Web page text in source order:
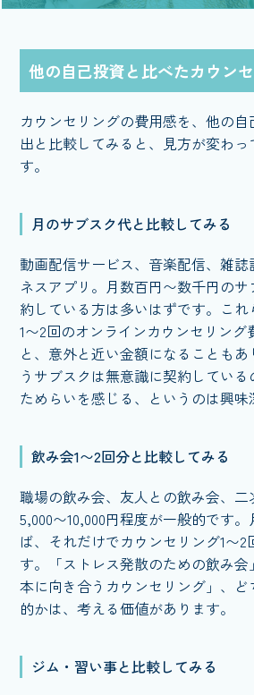
他の自己投資と比べたカウン
カウンセリングの費用感を、他の
出と比較してみると、見方が変わ
す。
月のサブスク代と比較してみる
動画配信サービス、音楽配信、雑
ネスアプリ。月数百円〜数千円の
約している方は多いはずです。これ
1〜2回のオンラインカウンセリング
と、意外と近い金額になることも
うサブスクは無意識に契約してい
ためらいを感じる、というのは興味
飲み会1〜2回分と比較してみる
職場の飲み会、友人との飲み会、二
5,000〜10,000円程度が一般的です
ば、それだけでカウンセリング1〜2
す。「ストレス発散のための飲み
本に向き合うカウンセリング」、
的かは、考える価値があります。
ジム・習い事と比較してみる